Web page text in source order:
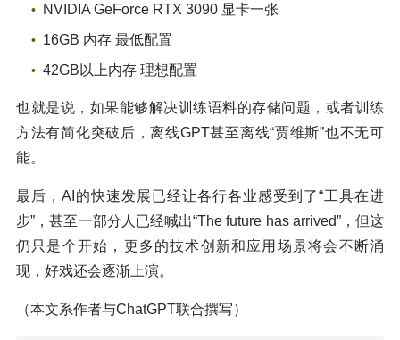
NVIDIA GeForce RTX 3090 显卡一张
16GB 内存 最低配置
42GB以上内存 理想配置
也就是说，如果能够解决训练语料的存储问题，或者训练
方法有简化突破后，离线GPT甚至离线“贾维斯”也不无可
能。
最后，AI的快速发展已经让各行各业感受到了“工具在进
步”，甚至一部分人已经喊出“The future has arrived”，但这
仍只是个开始，更多的技术创新和应用场景将会不断涌
现，好戏还会逐渐上演。
（本文系作者与ChatGPT联合撰写）